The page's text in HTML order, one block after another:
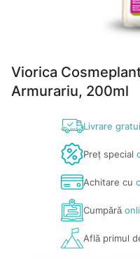
Viorica
Armurariu, 200ml
Livrare
Preț special
Achitare cu
Cumpără
Află primul